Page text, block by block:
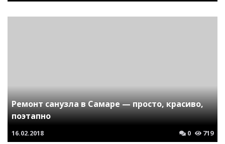
Ремонт санузла в Самаре — просто, красиво,
поэтапно
16.02.2018 0 719